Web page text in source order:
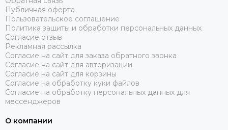
Публичная оферта
Пользовательское соглашение
Политика защиты и обработки персональных данных
Согласие отзыв
Рекламная рассылка
Согласие на сайт для заказа обратного звонка
Согласие на сайт для авторизации
Согласие на сайт для корзины
Согласие на обработку куки файлов
Согласие на обработку персональных данных для
мессенджеров
О компании